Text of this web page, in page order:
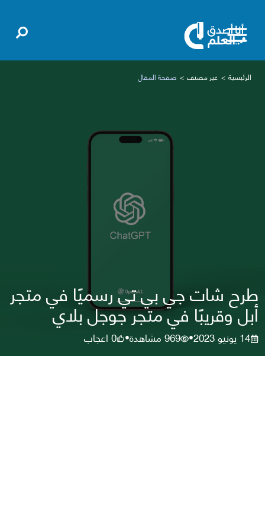
الرئيسية غير مصنف صفحة المقال
طرح شات جي بي تي رسميًا في متجر
أبل وقريبًا في متجر جوجل بلاي
14 يونيو 2023 •
969مشاهدة•
0اعجاب